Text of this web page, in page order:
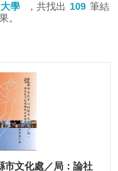
學 ，共找出 109 筆結
。
市文化處／局：論社